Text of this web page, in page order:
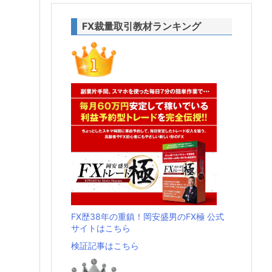
FX裁量取引教材ランキング
FX歴38年の重鎮！岡安盛男のFX極 公式
サイトはこちら
検証記事はこちら